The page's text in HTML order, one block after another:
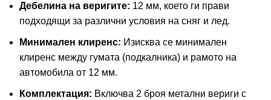
Дебелина на веригите: 12 мм, което ги прави
подходящи за различни условия на сняг и лед.
Минимален клиренс: Изисква се минимален
клиренс между гумата (подкалника) и рамото на
автомобила от 12 мм.
Комплектация: Включва 2 броя метални вериги с